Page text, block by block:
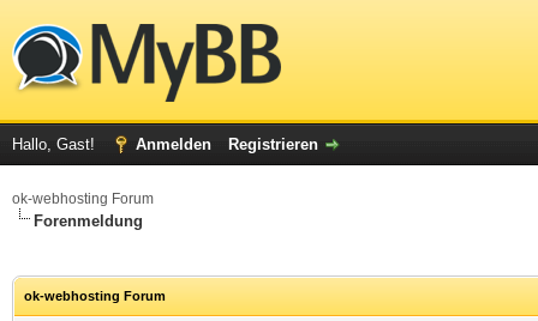
Hallo, Gast! Anmelden Registrieren
ok-webhosting Forum
Forenmeldung
ok-webhosting Forum